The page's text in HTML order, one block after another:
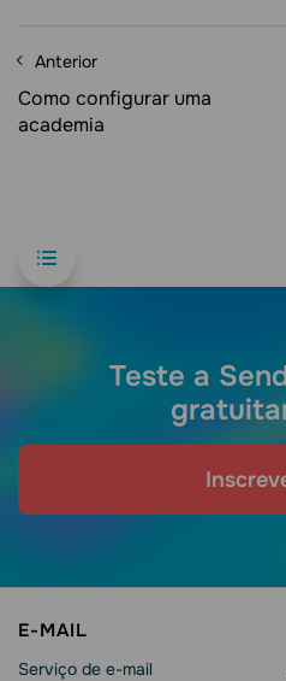
Anterior
Como configurar uma
academia
Teste a
E-MAIL
Serviço de e-mail